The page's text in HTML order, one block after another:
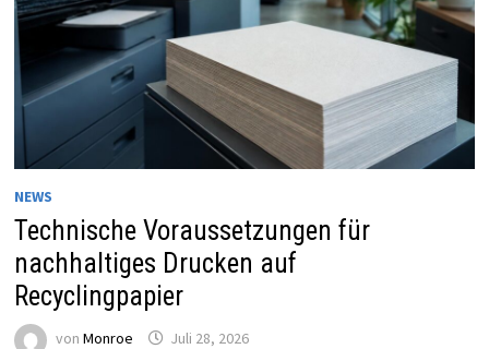
NEWS
Technische Voraussetzungen für
nachhaltiges Drucken auf
Recyclingpapier
von Monroe Juli 28, 2026